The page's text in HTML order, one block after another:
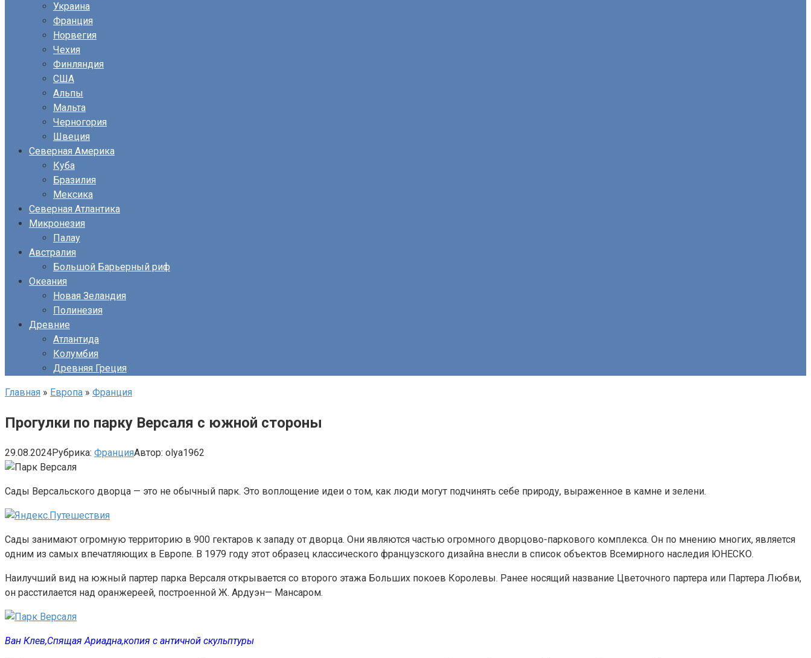
Украина
Франция
Норвегия
Чехия
Финляндия
США
Альпы
Мальта
Черногория
Швеция
Северная Америка
Куба
Бразилия
Мексика
Северная Атлантика
Микронезия
Палау
Австралия
Большой Барьерный риф
Океания
Новая Зеландия
Полинезия
Древние
Атлантида
Колумбия
Древняя Греция
Главная » Европа » Франция
Прогулки по парку Версаля с южной стороны
29.08.2024Рубрика: ФранцияАвтор: olya1962
Сады Версальского дворца — это не обычный парк. Это воплощение идеи о том, как люди могут подчинять себе природу, выраженное в камне и зелени.
Сады занимают огромную территорию в 900 гектаров к западу от дворца. Они являются частью огромного дворцово-паркового комплекса. Он по мнению многих, является
одним из самых впечатляющих в Европе. В 1979 году этот образец классического французского дизайна внесли в список объектов Всемирного наследия ЮНЕСКО.
Наилучший вид на южный партер парка Версаля открывается со второго этажа Больших покоев Королевы. Ранее носящий название Цветочного партера или Партера Любви,
он расстилается над оранжереей, построенной Ж. Ардуэн— Мансаром.
Ван Клев,Спящая Ариадна,копия с античной скульптуры